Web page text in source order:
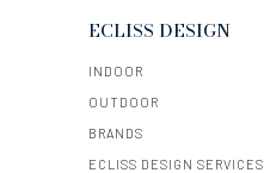
ECLISS DESIGN
INDOOR
OUTDOOR
BRANDS
ECLISS DESIGN SERVICES